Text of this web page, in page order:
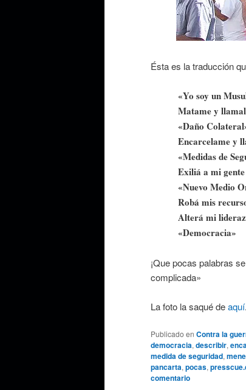
Ésta es la traducción
«Yo soy un
Matame y
«Daño
Encarcelame y
«Medidas de
Exiliá a mi
«Nuevo Medio
Robá mis
Alterá mi
«Democracia»
¡Que pocas palabras
complicada»
La foto la saqué deaquí.
Publicado en Contra la
democracia,describir,
medida de seguridad,
pancarta,pocas,
comentario